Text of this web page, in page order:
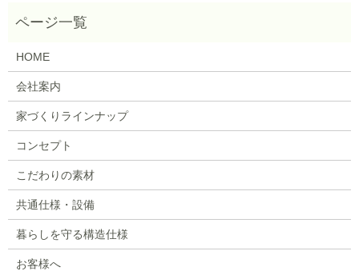
HOME
会社案内
家づくりラインナップ
コンセプト
こだわりの素材
共通仕様・設備
暮らしを守る構造仕様
お客様へ